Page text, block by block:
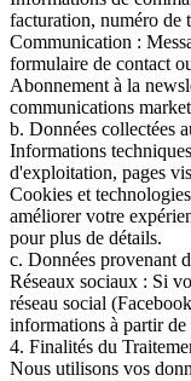
facturation, numéro de
Communication :
formulaire de contact
Abonnement à la
communications
b. Données collectées
Informations
d'exploitation, pages
Cookies et
améliorer votre
pour plus de détails.
c. Données provenant
Réseaux sociaux : Si
réseau social
informations à partir
4. Finalités du
Nous utilisons vos